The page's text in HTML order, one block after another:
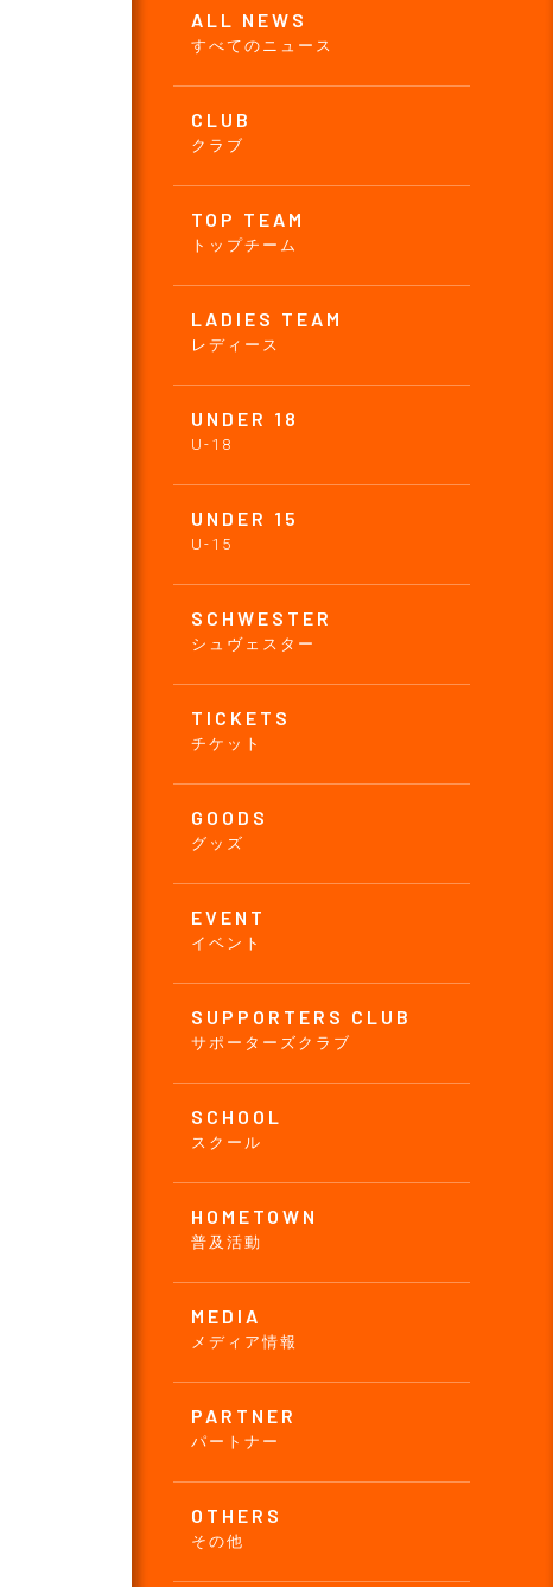
ALL NEWS
すべてのニュース
CLUB
クラブ
TOP TEAM
トップチーム
LADIES TEAM
レディース
UNDER 18
U-18
UNDER 15
U-15
SCHWESTER
シュヴェスター
TICKETS
チケット
GOODS
グッズ
EVENT
イベント
SUPPORTERS CLUB
サポーターズクラブ
SCHOOL
スクール
HOMETOWN
普及活動
MEDIA
メディア情報
PARTNER
パートナー
OTHERS
その他